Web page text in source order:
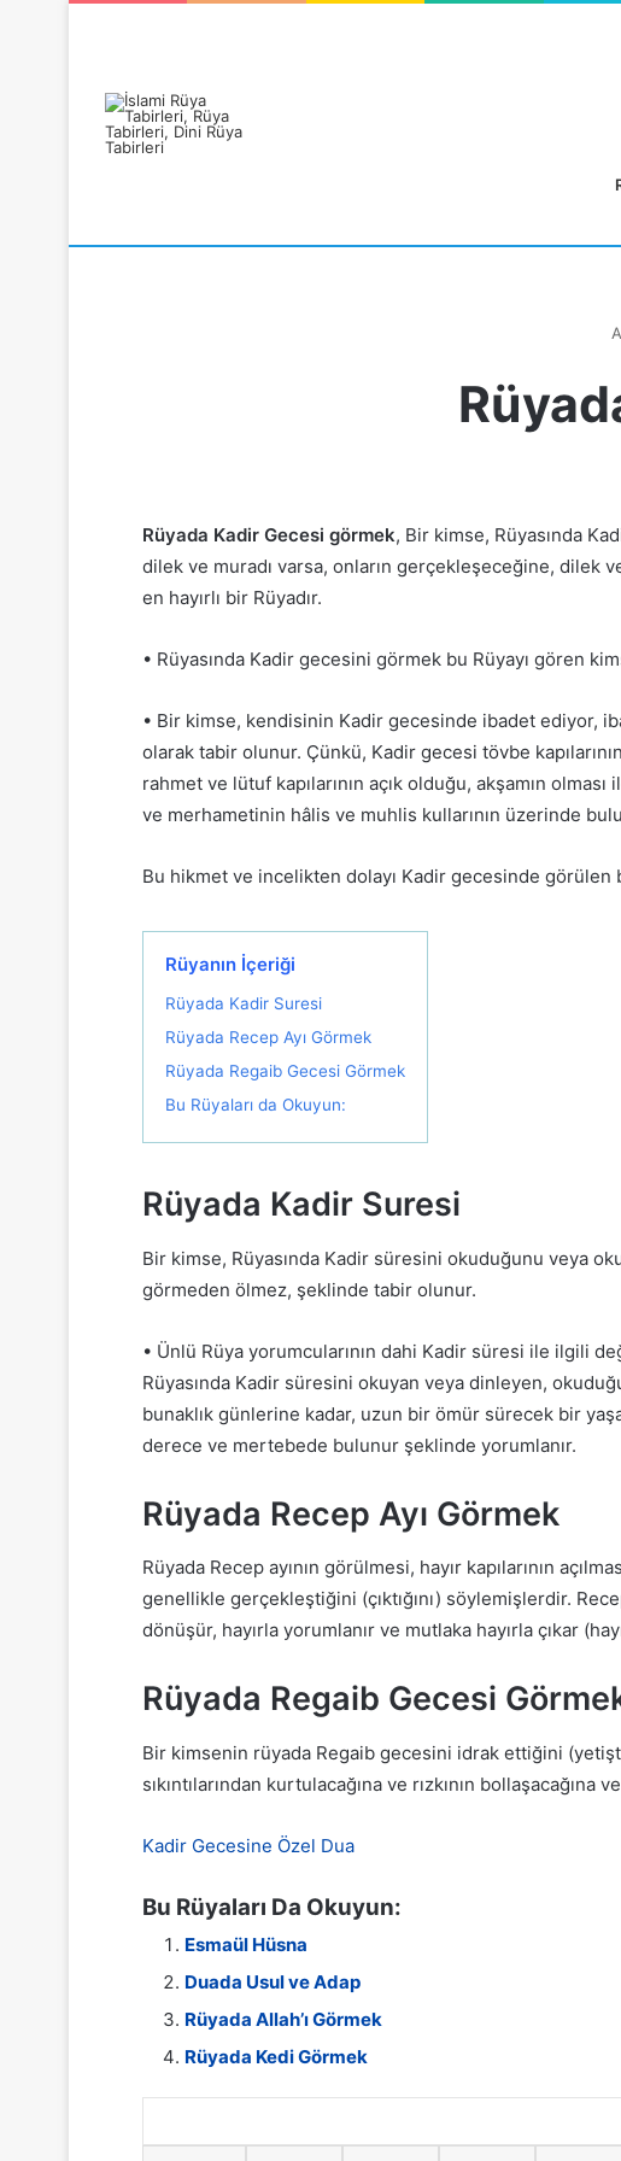
Rüyada Kadir Gecesi görmek, Bir kimse, Rüyasında
dilek ve muradı varsa, onların gerçekleşeceğine, dilek
en hayırlı bir Rüyadır.
• Rüyasında Kadir gecesini görmek bu Rüyayı gören
• Bir kimse, kendisinin Kadir gecesinde ibadet ediyor,
olarak tabir olunur. Çünkü, Kadir gecesi tövbe
rahmet ve lütuf kapılarının açık olduğu, akşamın olması
ve merhametinin hâlis ve muhlis kullarının üzerinde
Bu hikmet ve incelikten dolayı Kadir gecesinde görülen
Rüyanın İçeriği
Rüyada Kadir Suresi
Rüyada Recep Ayı Görmek
Rüyada Regaib Gecesi Görmek
Bu Rüyaları da Okuyun:
Rüyada Kadir Suresi
Bir kimse, Rüyasında Kadir süresini okuduğunu veya
görmeden ölmez, şeklinde tabir olunur.
• Ünlü Rüya yorumcularının dahi Kadir süresi ile ilgili
Rüyasında Kadir süresini okuyan veya dinleyen,
bunaklık günlerine kadar, uzun bir ömür sürecek bir
derece ve mertebede bulunur şeklinde yorumlanır.
Rüyada Recep Ayı Görmek
Rüyada Recep ayının görülmesi, hayır kapılarının
genellikle gerçekleştiğini (çıktığını) söylemişlerdir.
dönüşür, hayırla yorumlanır ve mutlaka hayırla çıkar
Rüyada Regaib Gecesi
Bir kimsenin rüyada Regaib gecesini idrak ettiğini
sıkıntılarından kurtulacağına ve rızkının
Kadir Gecesine Özel Dua
Bu Rüyaları Da Okuyun:
Esmaül Hüsna
Duada Usul ve Adap
Rüyada Allah’ı Görmek
Rüyada Kedi Görmek